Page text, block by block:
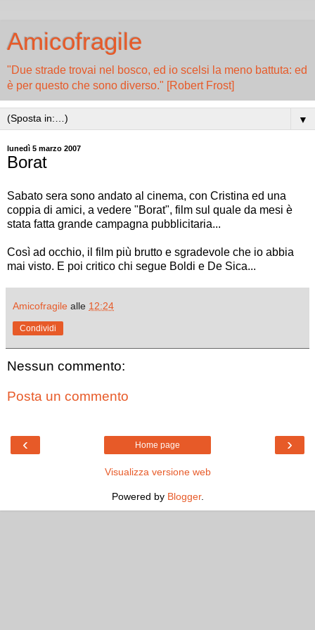
Amicofragile
"Due strade trovai nel bosco, ed io scelsi la meno battuta: ed
è per questo che sono diverso." [Robert Frost]
▼
lunedì 5 marzo 2007
Borat
Sabato sera sono andato al cinema, con Cristina ed una
coppia di amici, a vedere "Borat", film sul quale da mesi è
stata fatta grande campagna pubblicitaria...
Così ad occhio, il film più brutto e sgradevole che io abbia
mai visto. E poi critico chi segue Boldi e De Sica...
Amicofragile alle 12:24
Condividi
Nessun commento:
Posta un commento
‹ ›
Home page
Visualizza versione web
Powered by Blogger.